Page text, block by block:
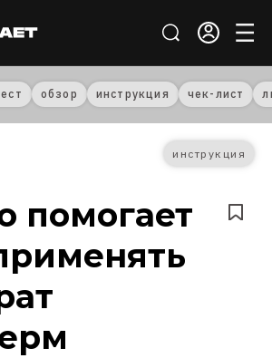
обзор инструкция чек-лист
инструкция
помогает